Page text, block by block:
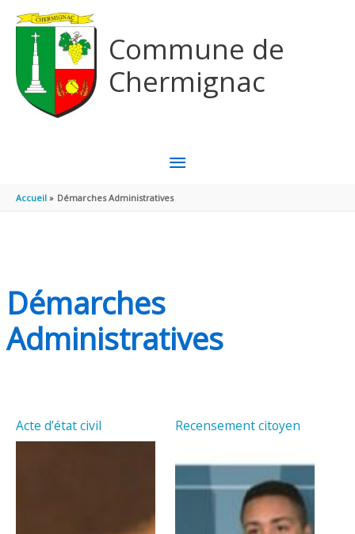
Commune de
Chermignac
MENU
PRINCIPAL
Accueil Démarches Administratives
Démarches
Administratives
Acte d’état civil Recensement citoyen